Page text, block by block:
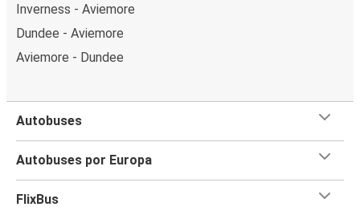
Inverness - Aviemore
Dundee - Aviemore
Aviemore - Dundee
Autobuses
Autobuses por Europa
FlixBus